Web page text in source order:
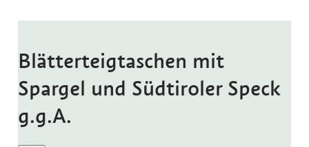
Blätterteigtaschen mit
Spargel und Südtiroler Speck
g.g.A.